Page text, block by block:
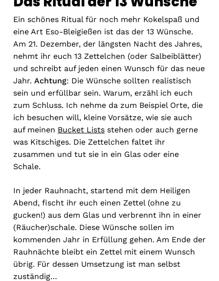
Ein schönes Ritual für noch mehr Kokelspaß und
eine Art Eso-Bleigießen ist das der 13 Wünsche.
Am 21. Dezember, der längsten Nacht des Jahres,
nehmt ihr euch 13 Zettelchen (oder Salbeiblätter)
und schreibt auf jeden einen Wunsch für das neue
Jahr. Achtung: Die Wünsche sollten realistisch
sein und erfüllbar sein. Warum, erzähl ich euch
zum Schluss. Ich nehme da zum Beispiel Orte, die
ich besuchen will, kleine Vorsätze, wie sie auch
auf meinen Bucket Listsstehen oder auch gerne
was Kitschiges. Die Zettelchen faltet ihr
zusammen und tut sie in ein Glas oder eine
Schale.
In jeder Rauhnacht, startend mit dem Heiligen
Abend, fischt ihr euch einen Zettel (ohne zu
gucken!) aus dem Glas und verbrennt ihn in einer
(Räucher)schale. Diese Wünsche sollen im
kommenden Jahr in Erfüllung gehen. Am Ende der
Rauhnächte bleibt ein Zettel mit einem Wunsch
übrig. Für dessen Umsetzung ist man selbst
zuständig…